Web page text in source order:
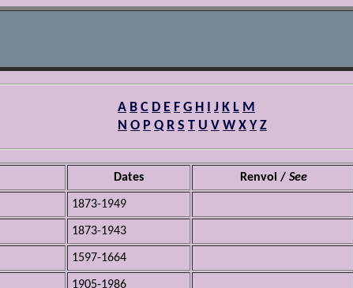
A B C D E F G H I J K L M
N O P Q R S T U V W X Y Z
Dates Renvoi / See
1873-1949
1873-1943
1597-1664
1905-1986